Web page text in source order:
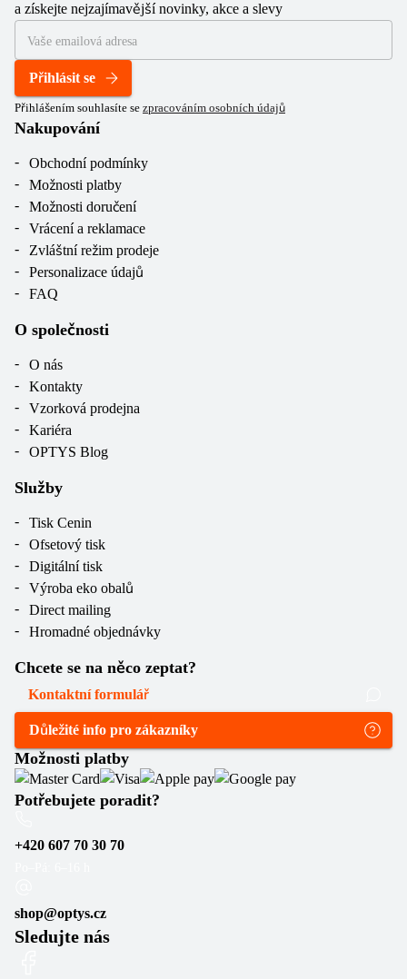
a získejte nejzajímavější novinky, akce a slevy
Přihlásit se
Přihlášením souhlasíte se zpracováním osobních údajů
Nakupování
Obchodní podmínky
Možnosti platby
Možnosti doručení
Vrácení a reklamace
Zvláštní režim prodeje
Personalizace údajů
FAQ
O společnosti
O nás
Kontakty
Vzorková prodejna
Kariéra
OPTYS Blog
Služby
Tisk Cenin
Ofsetový tisk
Digitální tisk
Výroba eko obalů
Direct mailing
Hromadné objednávky
Chcete se na něco zeptat?
Kontaktní formulář
Důležité info pro zákazníky
Možnosti platby
Potřebujete poradit?
+420 607 70 30 70
shop@optys.cz
Sledujte nás